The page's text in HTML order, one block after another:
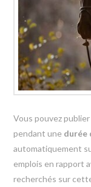
Vous pouvez
pendant une durée
automatiquement
emplois en rapport
recherchés sur